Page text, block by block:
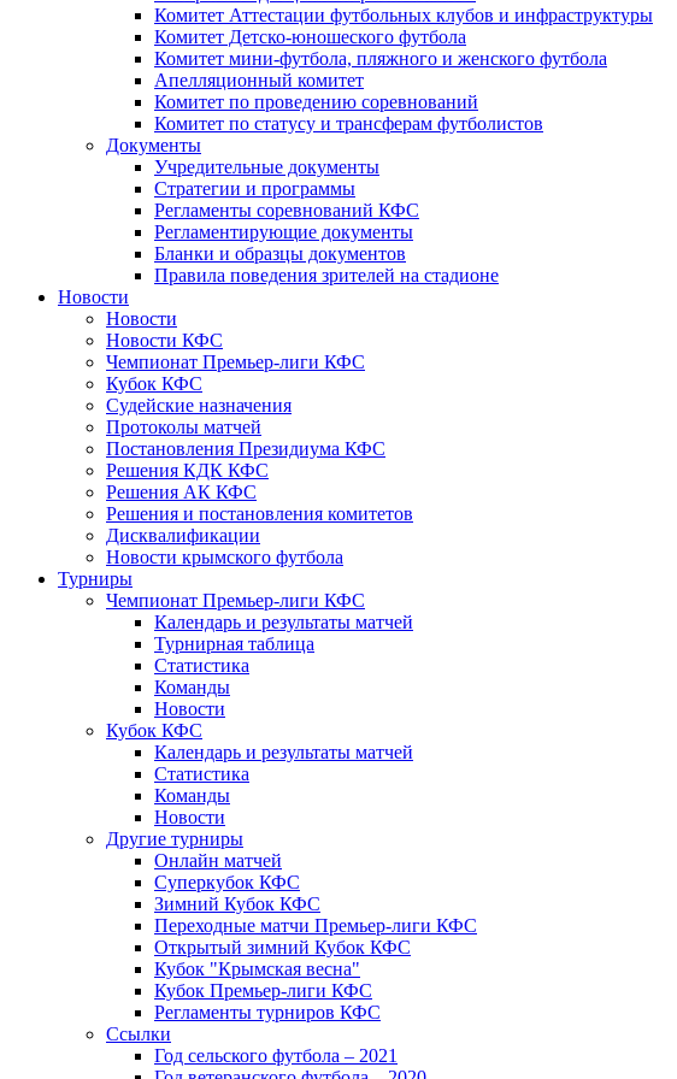
Комитет Аттестации футбольных клубов и инфраструктуры
Комитет Детско-юношеского футбола
Комитет мини-футбола, пляжного и женского футбола
Апелляционный комитет
Комитет по проведению соревнований
Комитет по статусу и трансферам футболистов
Документы
Учредительные документы
Стратегии и программы
Регламенты соревнований КФС
Регламентирующие документы
Бланки и образцы документов
Правила поведения зрителей на стадионе
Новости
Новости
Новости КФС
Чемпионат Премьер-лиги КФС
Кубок КФС
Судейские назначения
Протоколы матчей
Постановления Президиума КФС
Решения КДК КФС
Решения АК КФС
Решения и постановления комитетов
Дисквалификации
Новости крымского футбола
Турниры
Чемпионат Премьер-лиги КФС
Календарь и результаты матчей
Турнирная таблица
Статистика
Команды
Новости
Кубок КФС
Календарь и результаты матчей
Статистика
Команды
Новости
Другие турниры
Онлайн матчей
Суперкубок КФС
Зимний Кубок КФС
Переходные матчи Премьер-лиги КФС
Открытый зимний Кубок КФС
Кубок "Крымская весна"
Кубок Премьер-лиги КФС
Регламенты турниров КФС
Ссылки
Год сельского футбола – 2021